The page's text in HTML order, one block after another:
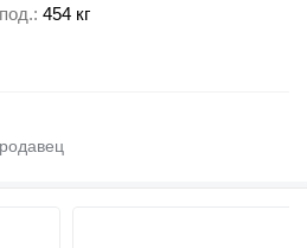
454 кг